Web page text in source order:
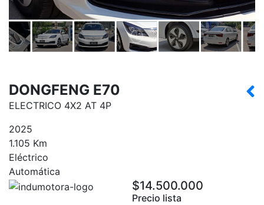
DONGFENG E70
ELECTRICO 4X2 AT 4P
2025
1.105 Km
Eléctrico
Automática
$14.500.000
Precio lista